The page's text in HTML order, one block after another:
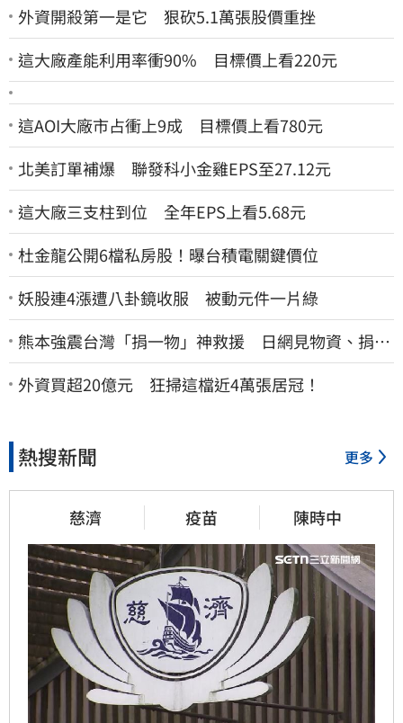
外資開殺第一是它 狠砍5.1萬張股價重挫
這大廠產能利用率衝90% 目標價上看220元
這AOI大廠市占衝上9成 目標價上看780元
北美訂單補爆 聯發科小金雞EPS至27.12元
這大廠三支柱到位 全年EPS上看5.68元
杜金龍公開6檔私房股！曝台積電關鍵價位
妖股連4漲遭八卦鏡收服 被動元件一片綠
熊本強震台灣「捐一物」神救援 日網見物資、捐款
喊：給台灣統治算了
外資買超20億元 狂掃這檔近4萬張居冠！
熱搜新聞 更多
慈濟 疫苗 陳時中